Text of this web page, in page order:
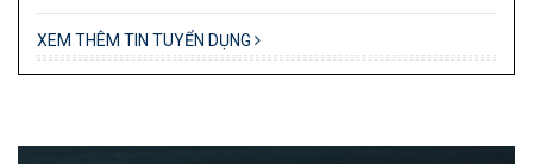
XEM THÊM TIN TUYỂN DỤNG